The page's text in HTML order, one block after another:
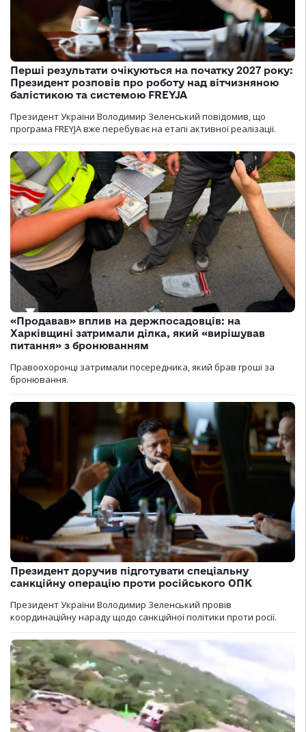
Перші результати очікуються на початку 2027 року:
Президент розповів про роботу над вітчизняною
балістикою та системою FREYJA
Президент України Володимир Зеленський повідомив, що
програма FREYJA вже перебуває на етапі активної реалізації.
«Продавав» вплив на держпосадовців: на
Харківщині затримали ділка, який «вирішував
питання» з бронюванням
Правоохоронці затримали посередника, який брав гроші за
бронювання.
Президент доручив підготувати спеціальну
санкційну операцію проти російського ОПК
Президент України Володимир Зеленський провів
координаційну нараду щодо санкційної політики проти росії.